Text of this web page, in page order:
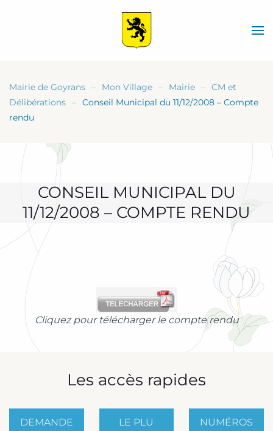
Mairie de Goyrans Mon Village Mairie
CM et
Délibérations
Conseil Municipal du 11/12/2008 – Compte
rendu
CONSEIL MUNICIPAL DU
11/12/2008 – COMPTE RENDU
Cliquez pour télécharger le compte rendu
Les accès rapides
DEMANDE
LE PLU
NUMÉROS